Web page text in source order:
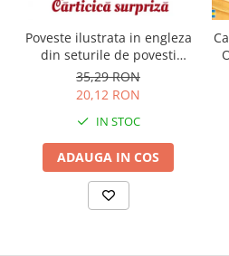
Poveste ilustrata in engleza
din seturile de povesti
Usborne
35,29 RON
20,12 RON
IN STOC
ADAUGA IN COS